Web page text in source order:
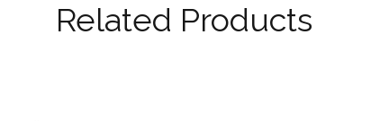
Related Products